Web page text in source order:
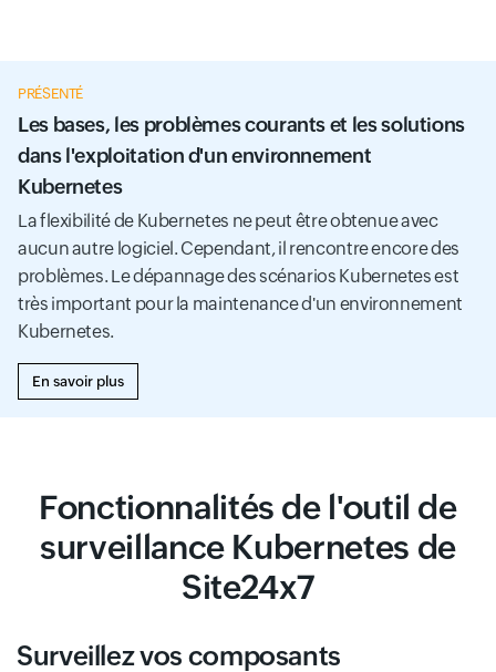
PRÉSENTÉ
Les bases, les problèmes courants et les solutions
dans l'exploitation d'un environnement
Kubernetes
La flexibilité de Kubernetes ne peut être obtenue avec
aucun autre logiciel. Cependant, il rencontre encore des
problèmes. Le dépannage des scénarios Kubernetes est
très important pour la maintenance d'un environnement
Kubernetes.
En savoir plus
Fonctionnalités de l'outil de
surveillance Kubernetes de
Site24x7
Surveillez vos composants